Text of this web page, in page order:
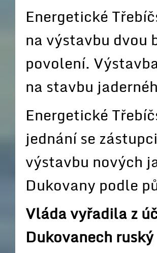
Energetické
na výstavbu dvou
povolení.
na stavbu
Energetické
jednání se
výstavbu nových
Dukovany podle
Vláda vyřadila z
Dukovanech